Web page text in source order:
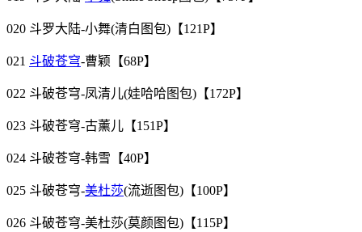
020 斗罗大陆-小舞(清白图包)【121P】
021 斗破苍穹-曹颖【68P】
022 斗破苍穹-凤清儿(娃哈哈图包)【172P】
023 斗破苍穹-古薰儿【151P】
024 斗破苍穹-韩雪【40P】
025 斗破苍穹-美杜莎(流逝图包)【100P】
026 斗破苍穹-美杜莎(莫颜图包)【115P】